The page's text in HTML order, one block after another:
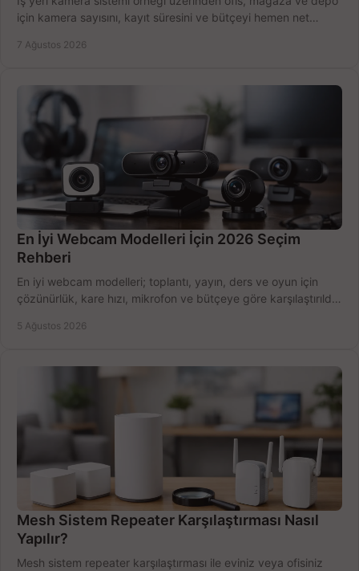
için kamera sayısını, kayıt süresini ve bütçeyi hemen net
7 Ağustos 2026
En İyi Webcam Modelleri İçin 2026 Seçim
Rehberi
En iyi webcam modelleri; toplantı, yayın, ders ve oyun için
çözünürlük, kare hızı, mikrofon ve bütçeye göre karşılaştırıldı.
5 Ağustos 2026
Mesh Sistem Repeater Karşılaştırması Nasıl
Yapılır?
Mesh sistem repeater karşılaştırması ile eviniz veya ofisiniz